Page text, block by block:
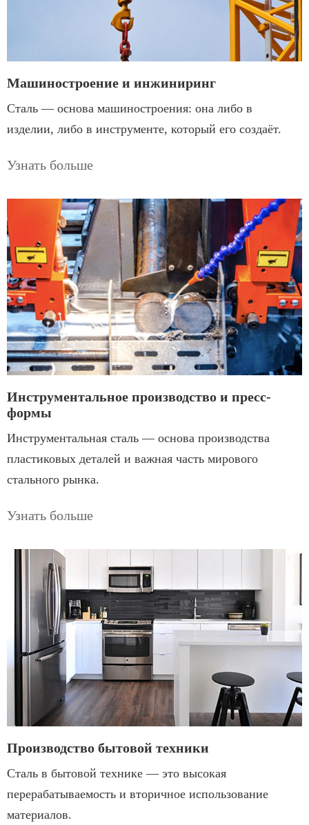
Машиностроение и инжиниринг
Сталь — основа машиностроения: она либо в
изделии, либо в инструменте, который его создаёт.
Узнать больше
Инструментальное производство и пресс-
формы
Инструментальная сталь — основа производства
пластиковых деталей и важная часть мирового
стального рынка.
Узнать больше
Производство бытовой техники
Сталь в бытовой технике — это высокая
перерабатываемость и вторичное использование
материалов.